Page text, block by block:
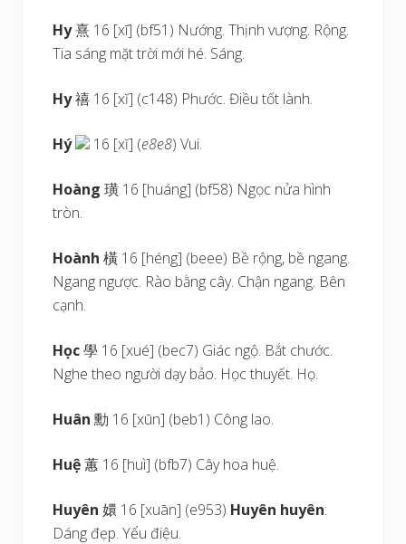
Hy熹 16 [xī] (bf51) Nướng. Thịnh vượng. Rộng.
Tia sáng mặt trời mới hé. Sáng.
Hy禧 16 [xĭ] (c148) Phước. Điều tốt lành.
Hý 16 [xĭ] (e8e8) Vui.
Hoàng璜 16 [huáng] (bf58) Ngọc nửa hình
tròn.
Hoành橫 16 [héng] (beee) Bề rộng, bề ngang.
Ngang ngược. Rào bằng cây. Chận ngang. Bên
cạnh.
Học學 16 [xué] (bec7) Giác ngộ. Bắt chước.
Nghe theo người dạy bảo. Học thuyết. Họ.
Huân 勳 16 [xūn] (beb1) Công lao.
Huệ蕙 16 [huì] (bfb7) Cây hoa huệ.
Huyên 嬛 16 [xuān] (e953) Huyên huyên:
Dáng đẹp. Yểu điệu.